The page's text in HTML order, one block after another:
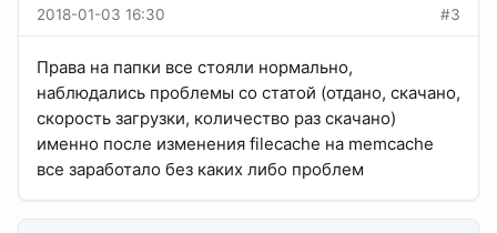
2018-01-03 16:30 #3
Права на папки все стояли нормально,
наблюдались проблемы со статой (отдано, скачано,
скорость загрузки, количество раз скачано)
именно после изменения filecache на memcache
все заработало без каких либо проблем